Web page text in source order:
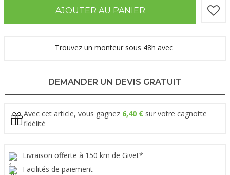
AJOUTER AU PANIER
Trouvez un monteur sous 48h avec
DEMANDER UN DEVIS GRATUIT
Avec cet article, vous gagnez 6,40 € sur votre cagnotte
fidélité
Livraison offerte à 150 km de Givet*
Facilités de paiement